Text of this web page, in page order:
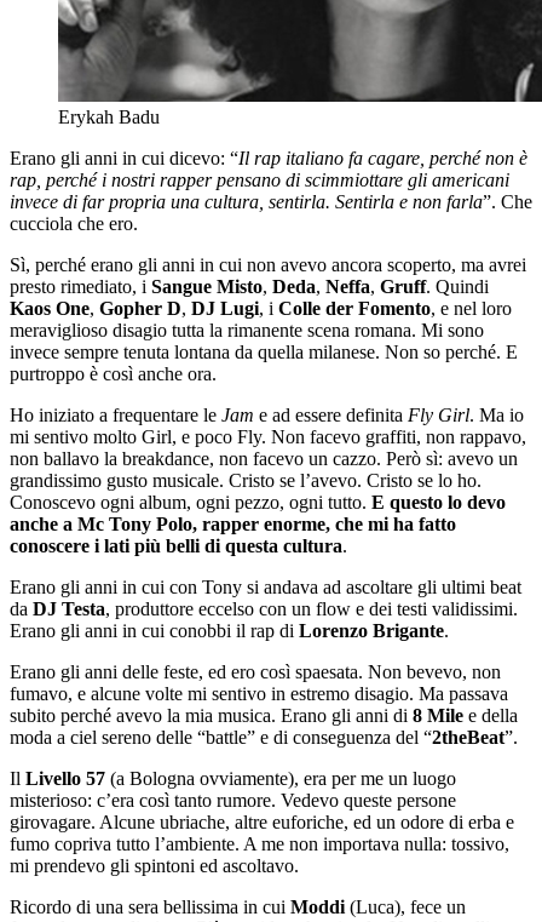
Erykah Badu
Erano gli anni in cui dicevo: “Il rap italiano fa cagare, perché non è
rap, perché i nostri rapper pensano di scimmiottare gli americani
invece di far propria una cultura, sentirla. Sentirla e non farla”. Che
cucciola che ero.
Sì, perché erano gli anni in cui non avevo ancora scoperto, ma avrei
presto rimediato, i Sangue Misto, Deda, Neffa, Gruff. Quindi
Kaos One, Gopher D, DJ Lugi, i Colle der Fomento, e nel loro
meraviglioso disagio tutta la rimanente scena romana. Mi sono
invece sempre tenuta lontana da quella milanese. Non so perché. E
purtroppo è così anche ora.
Ho iniziato a frequentare le Jam e ad essere definita Fly Girl. Ma io
mi sentivo molto Girl, e poco Fly. Non facevo graffiti, non rappavo,
non ballavo la breakdance, non facevo un cazzo. Però sì: avevo un
grandissimo gusto musicale. Cristo se l’avevo. Cristo se lo ho.
Conoscevo ogni album, ogni pezzo, ogni tutto. E questo lo devo
anche a Mc Tony Polo, rapper enorme, che mi ha fatto
conoscere i lati più belli di questa cultura.
Erano gli anni in cui con Tony si andava ad ascoltare gli ultimi beat
da DJ Testa, produttore eccelso con un flow e dei testi validissimi.
Erano gli anni in cui conobbi il rap di Lorenzo Brigante.
Erano gli anni delle feste, ed ero così spaesata. Non bevevo, non
fumavo, e alcune volte mi sentivo in estremo disagio. Ma passava
subito perché avevo la mia musica. Erano gli anni di 8 Mile e della
moda a ciel sereno delle “battle” e di conseguenza del “2theBeat”.
Il Livello 57 (a Bologna ovviamente), era per me un luogo
misterioso: c’era così tanto rumore. Vedevo queste persone
girovagare. Alcune ubriache, altre euforiche, ed un odore di erba e
fumo copriva tutto l’ambiente. A me non importava nulla: tossivo,
mi prendevo gli spintoni ed ascoltavo.
Ricordo di una sera bellissima in cui Moddi (Luca), fece un